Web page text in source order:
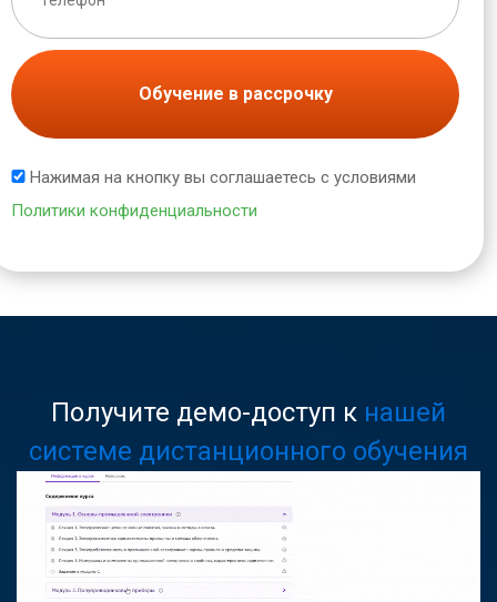
Обучение в рассрочку
Нажимая на кнопку вы соглашаетесь с условиями
Политики конфиденциальности
Получите демо-доступ к нашей
системе дистанционного обучения